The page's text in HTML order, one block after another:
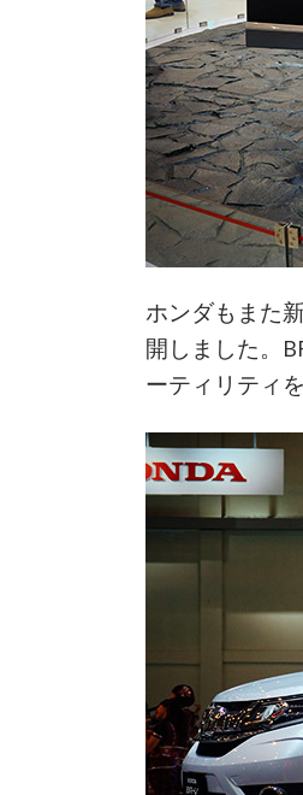
ホンダもまた
開しました。
ーティリティ